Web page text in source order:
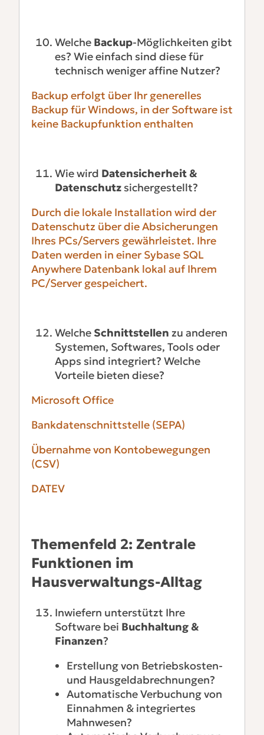
Welche Backup-Möglichkeiten gibt
es? Wie einfach sind diese für
technisch weniger affine Nutzer?
Backup erfolgt über Ihr generelles
Backup für Windows, in der Software ist
keine Backupfunktion enthalten
Wie wird Datensicherheit &
Datenschutz sichergestellt?
Durch die lokale Installation wird der
Datenschutz über die Absicherungen
Ihres PCs/Servers gewährleistet. Ihre
Daten werden in einer Sybase SQL
Anywhere Datenbank lokal auf Ihrem
PC/Server gespeichert.
Welche Schnittstellen zu anderen
Systemen, Softwares, Tools oder
Apps sind integriert? Welche
Vorteile bieten diese?
Microsoft Office
Bankdatenschnittstelle (SEPA)
Übernahme von Kontobewegungen
(CSV)
DATEV
Themenfeld 2: Zentrale
Funktionen im
Hausverwaltungs-Alltag
Inwiefern unterstützt Ihre
Software bei Buchhaltung &
Finanzen?
Erstellung von Betriebskosten-
und Hausgeldabrechnungen?
Automatische Verbuchung von
Einnahmen & integriertes
Mahnwesen?